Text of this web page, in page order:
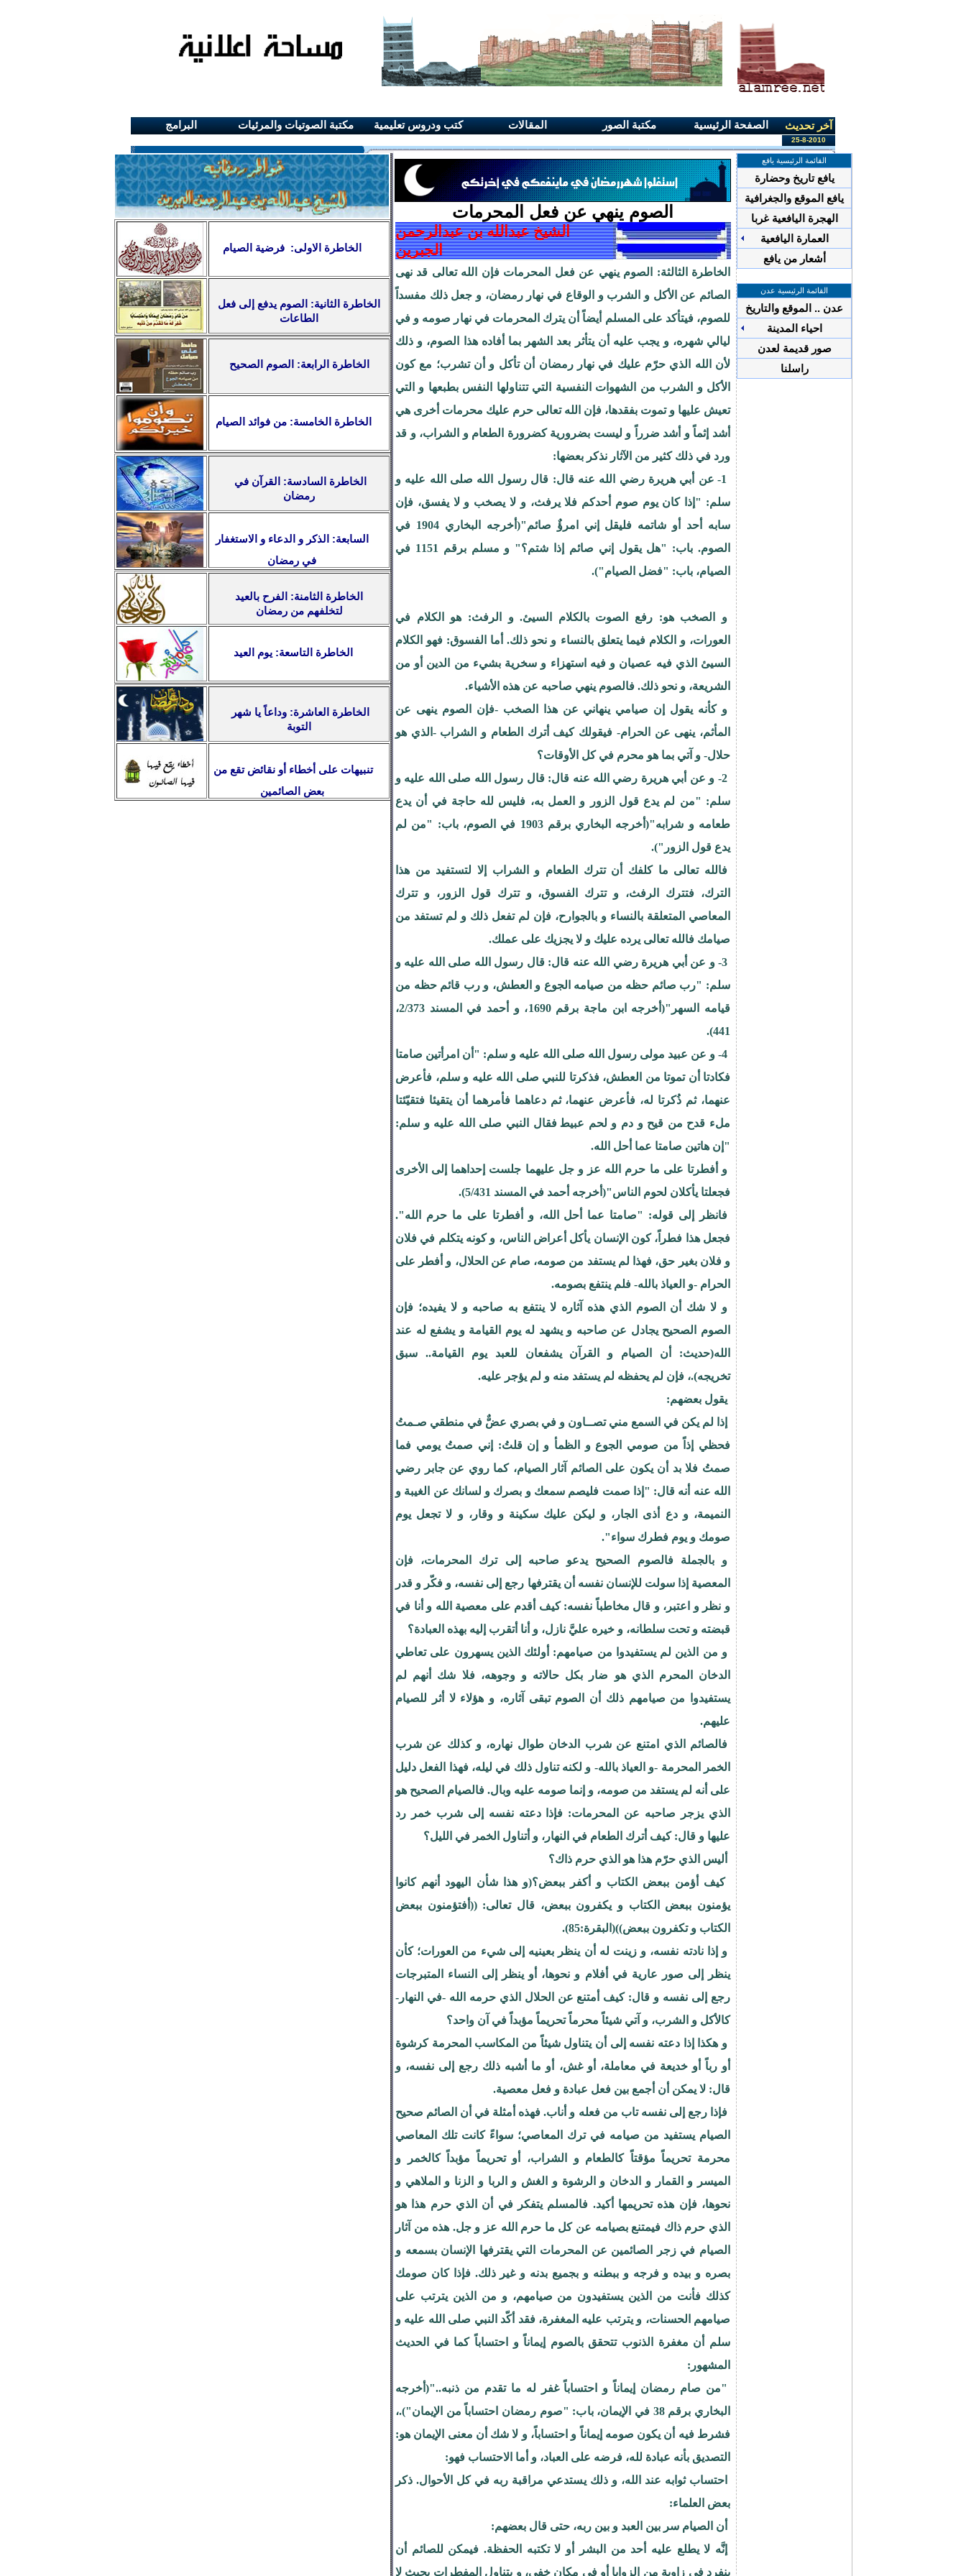
البرامج مكتبة الصوتيات والمرئيات كتب ودروس تعليمية المقالات مكتبة الصور الصفحة الرئيسية آخر تحديث
25-8-2010
الخاطرة الاولى: فرضية الصيام
الخاطرة الثانية: الصوم يدفع إلى فعل
الطاعات
الخاطرة الرابعة: الصوم الصحيح
الخاطرة الخامسة: من فوائد الصيام
رمضان
السابعة: الذكر و الدعاء و الاستغفار
في رمضان
الخاطرة الثامنة: الفرح بالعيد
لتخلفهم من رمضان
الخاطرة التاسعة: يوم العيد
التوبة
بعض الصائمين
الصوم ينهي عن فعل المحرمات
الشيخ عبدالله بن عبدالرحمن
الجبرين
الخاطرة الثالثة: الصوم ينهي عن فعل المحرمات فإن الله تعالى قد نهى
الصائم عن الأكل و الشرب و الوقاع في نهار رمضان، و جعل ذلك مفسداً
للصوم، فيتأكد على المسلم أيضاً أن يترك المحرمات في نهار صومه و في
ليالي شهره، و يجب عليه أن يتأثر بعد الشهر بما أفاده هذا الصوم، و ذلك
لأن الله الذي حرّم عليك في نهار رمضان أن تأكل و أن تشرب؛ مع كون
الأكل و الشرب من الشهوات النفسية التي تتناولها النفس بطبعها و التي
تعيش عليها و تموت بفقدها، فإن الله تعالى حرم عليك محرمات أخرى هي
أشد إثماً و أشد ضرراً و ليست بضرورية كضرورة الطعام و الشراب، و قد
ورد في ذلك كثير من الآثار نذكر بعضها:
1- عن أبي هريرة رضي الله عنه قال: قال رسول الله صلى الله عليه و
سلم: "إذا كان يوم صوم أحدكم فلا يرفث، و لا يصخب و لا يفسق، فإن
سابه أحد أو شاتمه فليقل إني امرؤٌ صائم"(أخرجه البخاري 1904 في
الصوم. باب: "هل يقول إني صائم إذا شتم؟" و مسلم برقم 1151 في
الصيام، باب: "فضل الصيام").
و الصخب هو: رفع الصوت بالكلام السيئ. و الرفث: هو الكلام في
العورات، و الكلام فيما يتعلق بالنساء و نحو ذلك. أما الفسوق: فهو الكلام
السيئ الذي فيه عصيان و فيه استهزاء و سخرية بشيء من الدين أو من
الشريعة، و نحو ذلك. فالصوم ينهي صاحبه عن هذه الأشياء.
و كأنه يقول إن صيامي ينهاني عن هذا الصخب -فإن الصوم ينهى عن
المأثم، ينهى عن الحرام- فيقولك كيف أترك الطعام و الشراب -الذي هو
حلال- و آتي بما هو محرم في كل الأوقات؟
‍ 2- و عن أبي هريرة رضي الله عنه قال: قال رسول الله صلى الله عليه و
سلم: "من لم يدع قول الزور و العمل به، فليس لله حاجة في أن يدع
طعامه و شرابه"(أخرجه البخاري برقم 1903 في الصوم، باب: "من لم
يدع قول الزور").
فالله تعالى ما كلفك أن تترك الطعام و الشراب إلا لتستفيد من هذا
الترك، فتترك الرفث، و تترك الفسوق، و تترك قول الزور، و تترك
المعاصي المتعلقة بالنساء و بالجوارح، فإن لم تفعل ذلك و لم تستفد من
صيامك فالله تعالى يرده عليك و لا يجزيك على عملك.
3- و عن أبي هريرة رضي الله عنه قال: قال رسول الله صلى الله عليه و
سلم: "رب صائم حظه من صيامه الجوع و العطش، و رب قائم حظه من
قيامه السهر"(أخرجه ابن ماجة برقم 1690، و أحمد في المسند 2/373،
441).
4- و عن عبيد مولى رسول الله صلى الله عليه و سلم: "أن امرأتين صامتا
فكادتا أن تموتا من العطش، فذكرتا للنبي صلى الله عليه و سلم، فأعرض
عنهما، ثم ذُكرتا له، فأعرض عنهما، ثم دعاهما فأمرهما أن يتقيئا فتقيّئتا
ملء قدح من قيح و دم و لحم عبيط‍ فقال النبي صلى الله عليه و سلم:
"إن هاتين صامتا عما أحل الله.
و أفطرتا على ما حرم الله عز و جل عليهما جلست إحداهما إلى الأخرى
فجعلتا يأكلان لحوم الناس"(أخرجه أحمد في المسند 5/431).
فانظر إلى قوله: "صامتا عما أحل الله، و أفطرتا على ما حرم الله".
فجعل هذا فطراً، كون الإنسان يأكل أعراض الناس، و كونه يتكلم في فلان
و فلان بغير حق، فهذا لم يستفد من صومه، صام عن الحلال، و أفطر على
الحرام -و العياذ بالله- فلم ينتفع بصومه.
و لا شك أن الصوم الذي هذه آثاره لا ينتفع به صاحبه و لا يفيده؛ فإن
الصوم الصحيح يجادل عن صاحبه و يشهد له يوم القيامة و يشفع له عند
الله(حديث: أن الصيام و القرآن يشفعان للعبد يوم القيامة.. سبق
تخريجه).، فإن لم يحفظه لم يستفد منه و لم يؤجر عليه.
يقول بعضهم:
إذا لم يكن في السمع مني تصــاون و في بصري عضٌّ في منطقي صـمتُ
فحظي إذاً من صومي الجوع و الظمأ و إن قلتُ: إني صمتُ يومي فما
صمتُ فلا بد أن يكون على الصائم آثار الصيام، كما روي عن جابر رضي
الله عنه أنه قال: "إذا صمت فليصم سمعك و بصرك و لسانك عن الغيبة و
النميمة، و دع أذى الجار، و ليكن عليك سكينة و وقار، و لا تجعل يوم
صومك و يوم فطرك سواء".
و بالجملة فالصوم الصحيح يدعو صاحبه إلى ترك المحرمات، فإن
المعصية إذا سولت للإنسان نفسه أن يقترفها رجع إلى نفسه، و فكّر و قدر
و نظر و اعتبر، و قال مخاطباً نفسه: كيف أقدم على معصية الله و أنا في
قبضته و تحت سلطانه، و خيره عليَّ نازل، و أنا أتقرب إليه بهذه العبادة؟‍
و من الذين لم يستفيدوا من صيامهم: أولئك الذين يسهرون على تعاطي
الدخان المحرم الذي هو ضار بكل حالاته و وجوهه، فلا شك أنهم لم
يستفيدوا من صيامهم ذلك أن الصوم تبقى آثاره، و هؤلاء لا أثر للصيام
عليهم.
فالصائم الذي امتنع عن شرب الدخان طوال نهاره، و كذلك عن شرب
الخمر المحرمة -و العياذ بالله- و لكنه تناول ذلك في ليله، فهذا الفعل دليل
على أنه لم يستفد من صومه، و إنما صومه عليه وبال. فالصيام الصحيح هو
الذي يزجر صاحبه عن المحرمات: فإذا دعته نفسه إلى شرب خمر رد
عليها و قال: كيف أترك الطعام في النهار، و أتناول الخمر في الليل؟
أليس الذي حرّم هذا هو الذي حرم ذاك؟
‍ كيف أؤمن ببعض الكتاب و أكفر ببعض؟(و هذا شأن اليهود أنهم كانوا
يؤمنون ببعض الكتاب و يكفرون ببعض، قال تعالى: ((أفتؤمنون ببعض
الكتاب و تكفرون ببعض))(البقرة:85).
و إذا نادته نفسه، و زينت له أن ينظر بعينيه إلى شيء من العورات؛ كأن
ينظر إلى صور عارية في أفلام و نحوها، أو ينظر إلى النساء المتبرجات
رجع إلى نفسه و قال: كيف أمتنع عن الحلال الذي حرمه الله -في النهار-
كالأكل و الشرب، و آتي شيئاً محرماً تحريماً مؤبداً في آن واحد؟‍
و هكذا إذا دعته نفسه إلى أن يتناول شيئاً من المكاسب المحرمة كرشوة
أو رباً أو خديعة في معاملة، أو غش، أو ما أشبه ذلك رجع إلى نفسه، و
قال: لا يمكن أن أجمع بين فعل عبادة و فعل معصية.
فإذا رجع إلى نفسه تاب من فعله و أناب. فهذه أمثلة في أن الصائم صحيح
الصيام يستفيد من صيامه في ترك المعاصي؛ سواءً كانت تلك المعاصي
محرمة تحريماً مؤقتاً كالطعام و الشراب، أو تحريماً مؤبداً كالخمر و
الميسر و القمار و الدخان و الرشوة و الغش و الربا و الزنا و الملاهي و
نحوها، فإن هذه تحريمها أكيد. فالمسلم يتفكر في أن الذي حرم هذا هو
الذي حرم ذاك فيمتنع بصيامه عن كل ما حرم الله عز و جل. هذه من آثار
الصيام في زجر الصائمين عن المحرمات التي يقترفها الإنسان بسمعه و
بصره و بيده و فرجه و ببطنه و بجميع بدنه و غير ذلك. فإذا كان صومك
كذلك فأنت من الذين يستفيدون من صيامهم، و من الذين يترتب على
صيامهم الحسنات، و يترتب عليه المغفرة، فقد أكّد النبي صلى الله عليه و
سلم أن مغفرة الذنوب تتحقق بالصوم إيماناً و احتساباً كما في الحديث
المشهور:
"من صام رمضان إيماناً و احتساباً غفر له ما تقدم من ذنبه.."(أخرجه
البخاري برقم 38 في الإيمان، باب: "صوم رمضان احتساباً من الإيمان").،
فشرط فيه أن يكون صومه إيماناً و احتساباً، و لا شك أن معنى الإيمان هو:
التصديق بأنه عبادة لله، فرضه على العباد، و أما الاحتساب فهو:
احتساب ثوابه عند الله، و ذلك يستدعي مراقبة ربه في كل الأحوال. ذكر
بعض العلماء:
أن الصيام سر بين العبد و بين ربه، حتى قال بعضهم:
إنَّه لا يطلع عليه أحد من البشر أو لا تكتبه الحفظة. فيمكن للصائم أن
ينفرد في زاوية من الزوايا أو في مكان خفي، و يتناول المفطرات بحيث لا
القائمة الرئيسية يافع
يافع تاريخ وحضارة
يافع الموقع والجغرافية
الهجرة اليافعية غربا
العمارة اليافعية
أشعار من يافع
القائمة الرئيسية عدن
عدن .. الموقع والتاريخ
احياء المدينة
صور قديمة لعدن
راسلنا